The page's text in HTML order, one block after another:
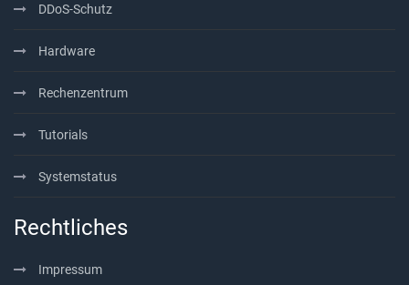
DDoS-Schutz
Hardware
Rechenzentrum
Tutorials
Systemstatus
Rechtliches
Impressum